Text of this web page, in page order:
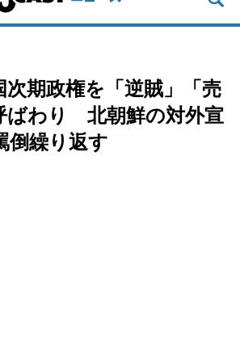
次期政権を「逆賊」「売
ばわり 北朝鮮の対外宣
倒繰り返す